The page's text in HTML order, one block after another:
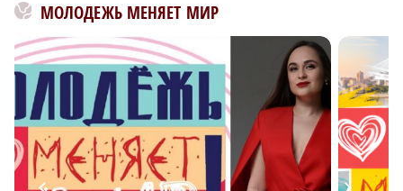
МОЛОДЕЖЬ МЕНЯЕТ МИР